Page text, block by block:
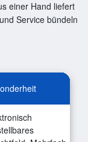
einer Hand liefert
Service bündeln